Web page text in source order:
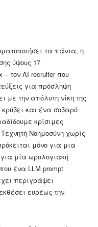
τα πάντα, η
ύψους 17
τον AI recruiter που
για πρόσληψη
με την απόλυτη νίκη της
και ένα σοβαρό
κρίσιμες
Νοημοσύνη χωρίς
μόνο για μια
μία ωρολογιακή
ένα LLM prompt
περιγράψει
ευρέως την